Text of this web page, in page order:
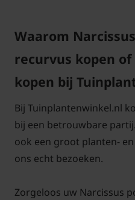
Narcissus poeticus var.
en verwildert
loof voor het beste
weg, maar laat het nog
de narcis in het gazon is
belangrijk om het blad
Waarom
recurvus kopen
kopen bij
Bij Tuinplantenwinkel.nl
bij een betrouwbare
ook een groot planten-
ons echt bezoeken.
Zorgeloos uw Narcissus